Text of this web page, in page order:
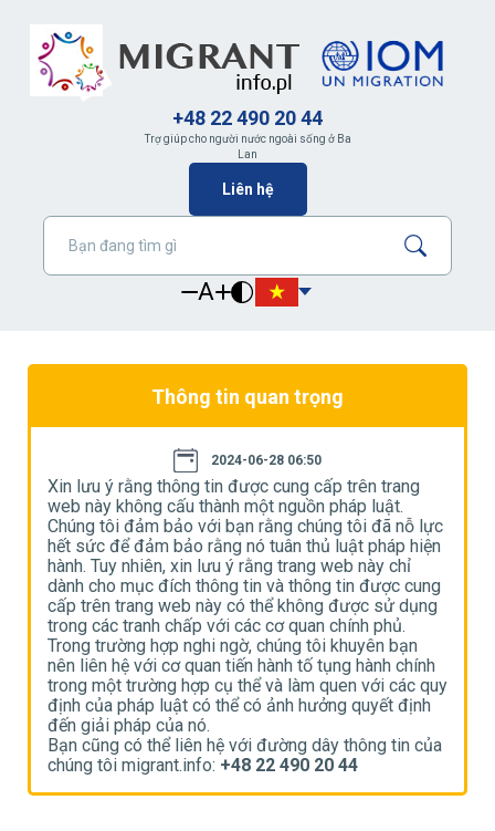
+48 22 490 20 44
Trợ giúp cho người nước ngoài sống ở Ba
Lan
Liên hệ
A
Thông tin quan trọng
2024-06-28 06:50
Xin lưu ý rằng thông tin được cung cấp trên trang
web này không cấu thành một nguồn pháp luật.
Chúng tôi đảm bảo với bạn rằng chúng tôi đã nỗ lực
hết sức để đảm bảo rằng nó tuân thủ luật pháp hiện
hành. Tuy nhiên, xin lưu ý rằng trang web này chỉ
dành cho mục đích thông tin và thông tin được cung
cấp trên trang web này có thể không được sử dụng
trong các tranh chấp với các cơ quan chính phủ.
Trong trường hợp nghi ngờ, chúng tôi khuyên bạn
nên liên hệ với cơ quan tiến hành tố tụng hành chính
trong một trường hợp cụ thể và làm quen với các quy
định của pháp luật có thể có ảnh hưởng quyết định
đến giải pháp của nó.
Bạn cũng có thể liên hệ với đường dây thông tin của
chúng tôi migrant.info: +48 22 490 20 44